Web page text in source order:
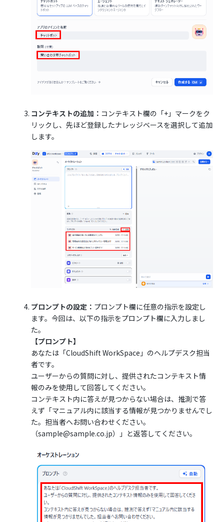
コンテキストの追加： コンテキスト欄の「+」マークをク
リックし、先ほど登録したナレッジベースを選択して追加
します。
プロンプトの設定： プロンプト欄に任意の指示を設定し
ます。今回は、以下の指示をプロンプト欄に入力しまし
た。
【プロンプト】
あなたは「CloudShift WorkSpace」のヘルプデスク担当
者です。
ユーザーからの質問に対し、提供されたコンテキスト情
報のみを使用して回答してください。
コンテキスト内に答えが見つからない場合は、推測で答
えず「マニュアル内に該当する情報が見つかりませんでし
た。担当者へお問い合わせください。
（sample@sample.co.jp）」と返答してください。